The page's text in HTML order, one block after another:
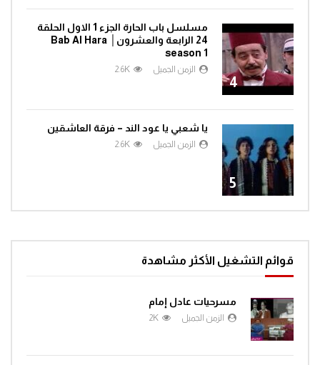
4
مسلسل باب الحارة الجزء 1 الاول الحلقة
24 الرابعة والعشرون│ Bab Al Hara
season 1
الزمن الجميل 2.6K
5
يا شعبي يا عود الند – فرقة العاشقين
الزمن الجميل 2.6K
قوائم التشغيل الأكثر مشاهدة
مسرحيات عادل إمام
الزمن الجميل 2K